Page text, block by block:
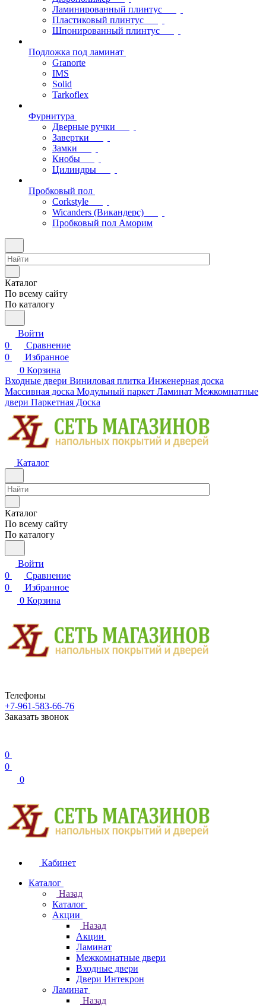
Ламинированный плинтус
Пластиковый плинтус
Шпонированный плинтус
Подложка под ламинат
Granorte
IMS
Solid
Tarkoflex
Фурнитура
Дверные ручки
Завертки
Замки
Кнобы
Цилиндры
Пробковый пол
Corkstyle
Wicanders (Викандерс)
Пробковый пол Аморим
Каталог
По всему сайту
По каталогу
Войти
0
Сравнение
0
Избранное
0 Корзина
Входные двери Виниловая плитка Инженерная доска
Массивная доска Модульный паркет Ламинат Межкомнатные
двери Паркетная Доска
Каталог
Каталог
По всему сайту
По каталогу
Войти
0
Сравнение
0
Избранное
0 Корзина
Телефоны
+7-961-583-66-76
Заказать звонок
0
0
0
Кабинет
Каталог
Назад
Каталог
Акции
Назад
Акции
Ламинат
Межкомнатные двери
Входные двери
Двери Интекрон
Ламинат
Назад